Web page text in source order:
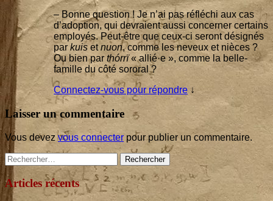
– Bonne ques­tion ! Je n’ai pas réflé­chi aux cas
d’a­dop­tion, qui devraient aus­si concer­ner cer­tains
employés. Peut-être que ceux-ci seront dési­gnés
par kuis etnuon, comme les neveux et nièces ?
Ou bien parthórrï« allié·e », comme la belle-
famille du côté sororal ?
Connectez-vous pour répondre ↓
Laisser un commentaire
Vous devez vous connecter pour publier un commentaire.
Main
Sidebar
Rechercher :
Articles récents